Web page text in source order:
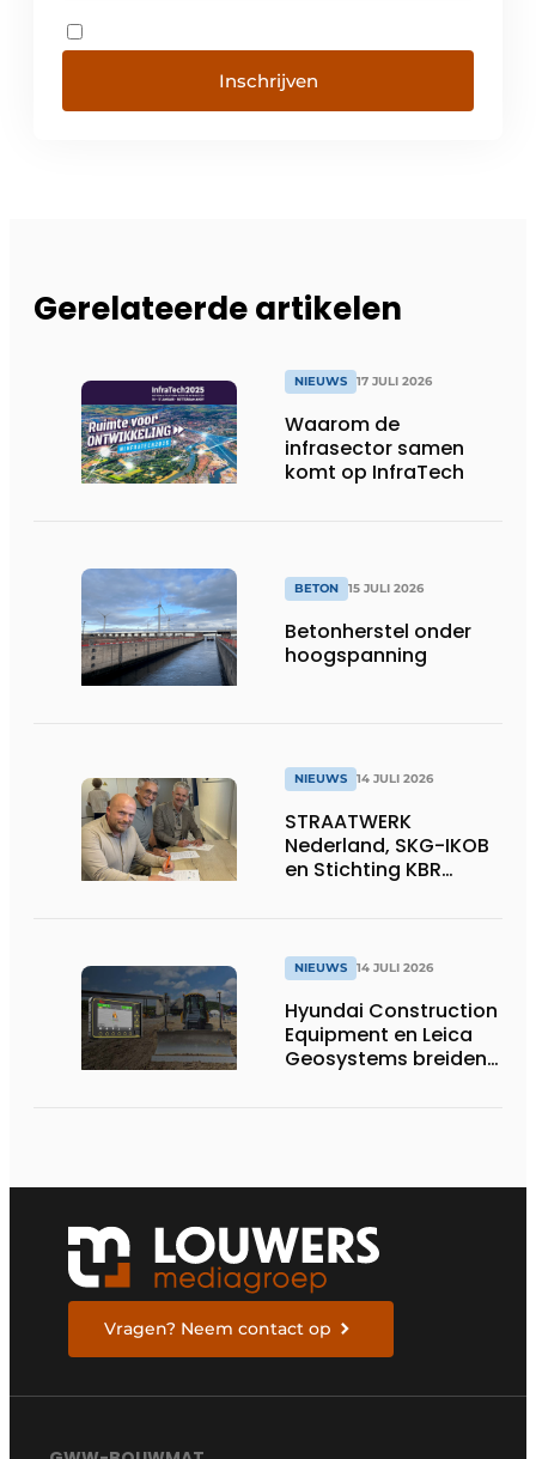
Inschrijven
Gerelateerde artikelen
NIEUWS 17 JULI 2026
Waarom de
infrasector samen
komt op InfraTech
BETON 15 JULI 2026
Betonherstel onder
hoogspanning
NIEUWS 14 JULI 2026
STRAATWERK
Nederland, SKG-IKOB
en Stichting KBR
voor één landelijke
kwaliteitsregeling
voor straatwerk
NIEUWS 14 JULI 2026
Hyundai Construction
Equipment en Leica
Geosystems breiden
Vragen? Neem contact op